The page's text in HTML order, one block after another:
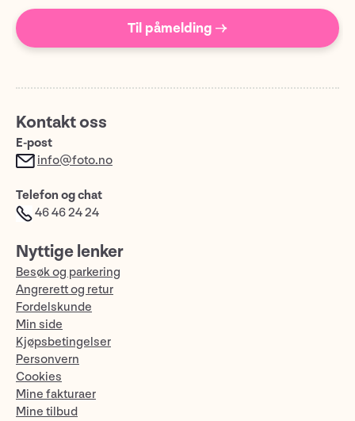
Til påmelding →
Kontakt oss
E-post
info@foto.no
Telefon og chat
46 46 24 24
Nyttige lenker
Besøk og parkering
Angrerett og retur
Fordelskunde
Min side
Kjøpsbetingelser
Personvern
Cookies
Mine fakturaer
Mine tilbud